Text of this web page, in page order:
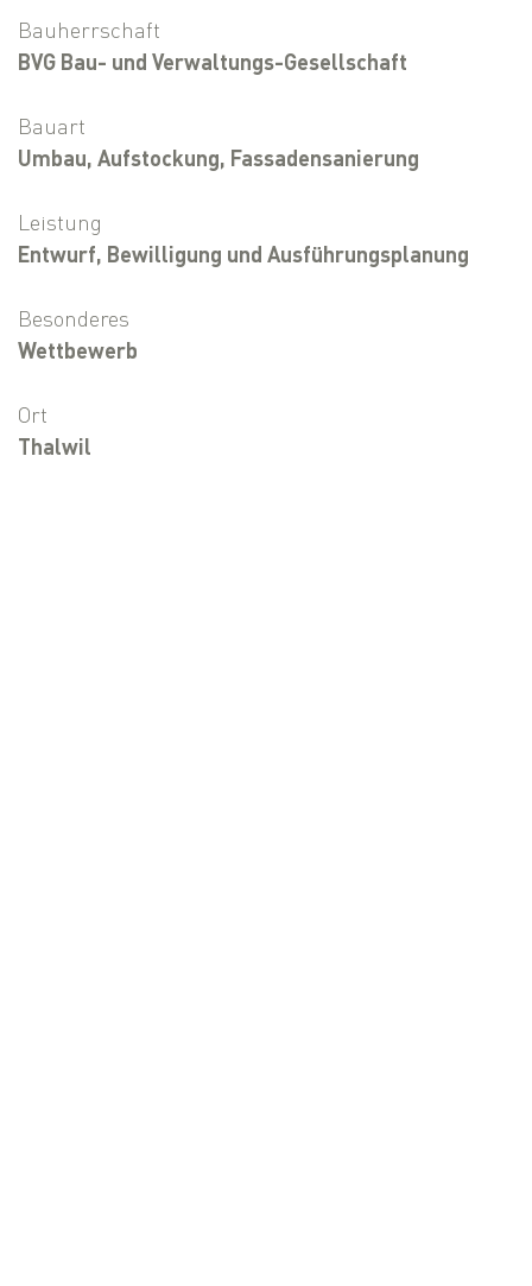
Bauherrschaft
BVG Bau- und Verwaltungs-Gesellschaft
Bauart
Umbau, Aufstockung, Fassadensanierung
Leistung
Entwurf, Bewilligung und Ausführungsplanung
Besonderes
Wettbewerb
Ort
Thalwil